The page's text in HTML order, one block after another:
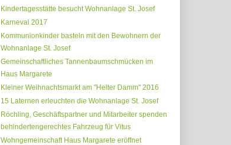
Kindertagesstätte besucht Wohnanlage St. Josef
Karneval 2017
Kommunionkinder basteln mit den Bewohnern der
Wohnanlage St. Josef
Gemeinschaftliches Tannenbaumschmücken im
Haus Margarete
Kleiner Weihnachtsmarkt am "Helter Damm" 2016
15 Laternen erleuchten die Wohnanlage St. Josef
Röchling, Geschäftspartner und Mitarbeiter spenden
behindertengerechtes Fahrzeug für Vitus
Wohngemeinschaft Haus Margarete eröffnet